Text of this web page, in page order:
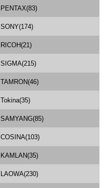
PENTAX(83)
SONY(174)
RICOH(21)
SIGMA(215)
TAMRON(46)
Tokina(35)
SAMYANG(85)
COSINA(103)
KAMLAN(35)
LAOWA(230)